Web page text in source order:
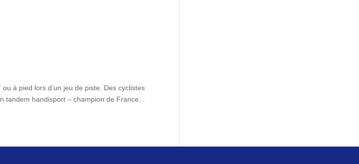
à pied lors d’un jeu de piste. Des cyclistes
tandem handisport – champion de France...